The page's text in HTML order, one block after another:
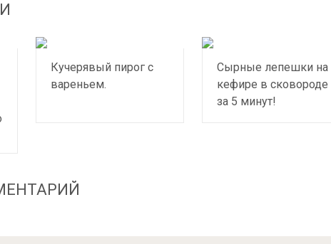
Кучерявый пирог с
вареньем.
Сырные лепешки на
кефире в сковороде
за 5 минут!